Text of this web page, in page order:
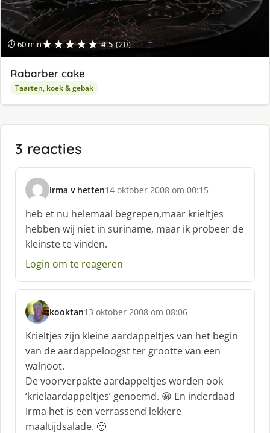
⏱ 60 min★★★★★ 4.5 (20)
Rabarber cake
Taarten, koek & gebak
3 reacties
irma v hetten
s
c
h
r
e
e
:
14 oktober 2008 om 00:15
heb et nu helemaal begrepen,maar krieltjes
hebben wij niet in suriname, maar ik probeer de
kleinste te vinden.
Login om te reageren
kooktan
s
c
h
r
e
e
f
:
13 oktober 2008 om 08:06
Krieltjes zijn kleine aardappeltjes van het begin
van de aardappeloogst ter grootte van een
walnoot.
De voorverpakte aardappeltjes worden ook
‘krielaardappeltjes’ genoemd. 😀 En inderdaad
Irma het is een verrassend lekkere
maaltijdsalade. 🙂